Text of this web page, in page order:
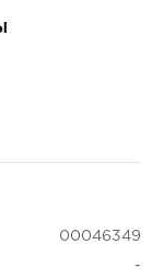
00046349
-